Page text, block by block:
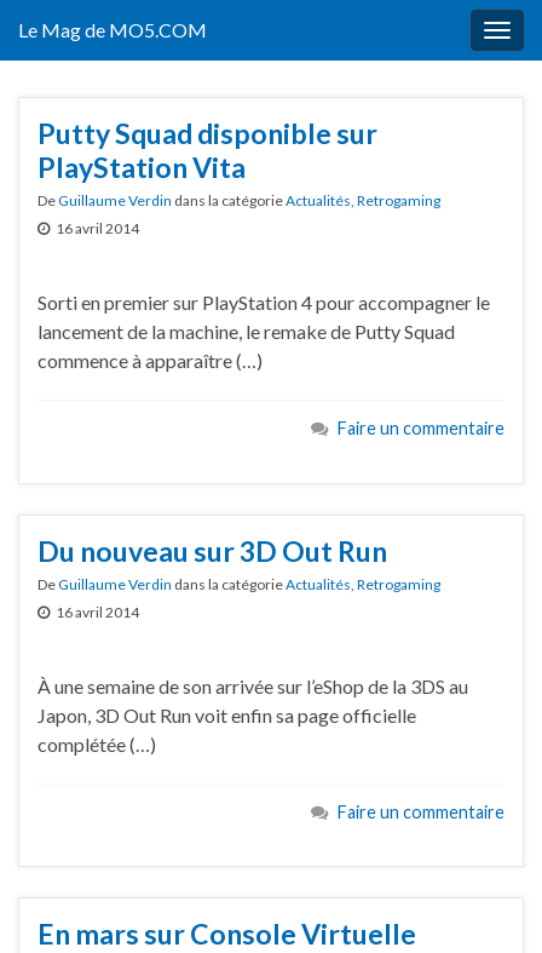
Le Mag de MO5.COM
Putty Squad disponible sur
PlayStation Vita
DeGuillaume Verdin dans la catégorieActualités, Retrogaming
16 avril 2014
Sorti en premier sur PlayStation 4 pour accompagner le
lancement de la machine, le remake de Putty Squad
commence à apparaître (…)
Faire un commentaire
Du nouveau sur 3D Out Run
DeGuillaume Verdin dans la catégorieActualités Retrogaming
16 avril 2014
À une semaine de son arrivée sur l’eShop de la 3DS au
Japon, 3D Out Run voit enfin sa page officielle
complétée (…)
Faire un commentaire
En mars sur Console Virtuelle